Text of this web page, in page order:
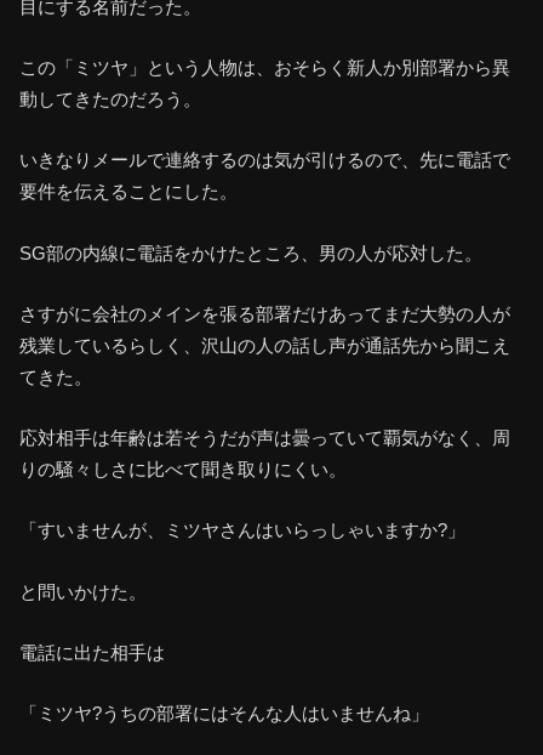
目にする名前だった。
この「ミツヤ」という人物は、おそらく新人か別部署から異
動してきたのだろう。
いきなりメールで連絡するのは気が引けるので、先に電話で
要件を伝えることにした。
SG部の内線に電話をかけたところ、男の人が応対した。
さすがに会社のメインを張る部署だけあってまだ大勢の人が
残業しているらしく、沢山の人の話し声が通話先から聞こえ
てきた。
応対相手は年齢は若そうだが声は曇っていて覇気がなく、周
りの騒々しさに比べて聞き取りにくい。
「すいませんが、ミツヤさんはいらっしゃいますか?」
と問いかけた。
電話に出た相手は
「ミツヤ?うちの部署にはそんな人はいませんね」